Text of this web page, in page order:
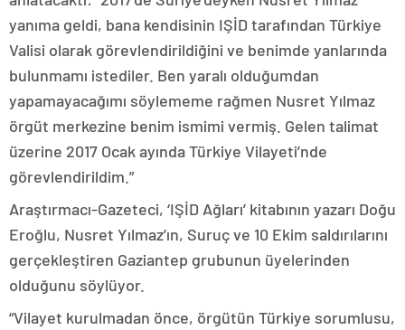
yanıma geldi, bana kendisinin IŞİD tarafından Türkiye
Valisi olarak görevlendirildiğini ve benimde yanlarında
bulunmamı istediler. Ben yaralı olduğumdan
yapamayacağımı söylememe rağmen Nusret Yılmaz
örgüt merkezine benim ismimi vermiş. Gelen talimat
üzerine 2017 Ocak ayında Türkiye Vilayeti’nde
görevlendirildim.”
Araştırmacı-Gazeteci, ‘IŞİD Ağları’ kitabının yazarı Doğu
Eroğlu, Nusret Yılmaz’ın, Suruç ve 10 Ekim saldırılarını
gerçekleştiren Gaziantep grubunun üyelerinden
olduğunu söylüyor.
“Vilayet kurulmadan önce, örgütün Türkiye sorumlusu,